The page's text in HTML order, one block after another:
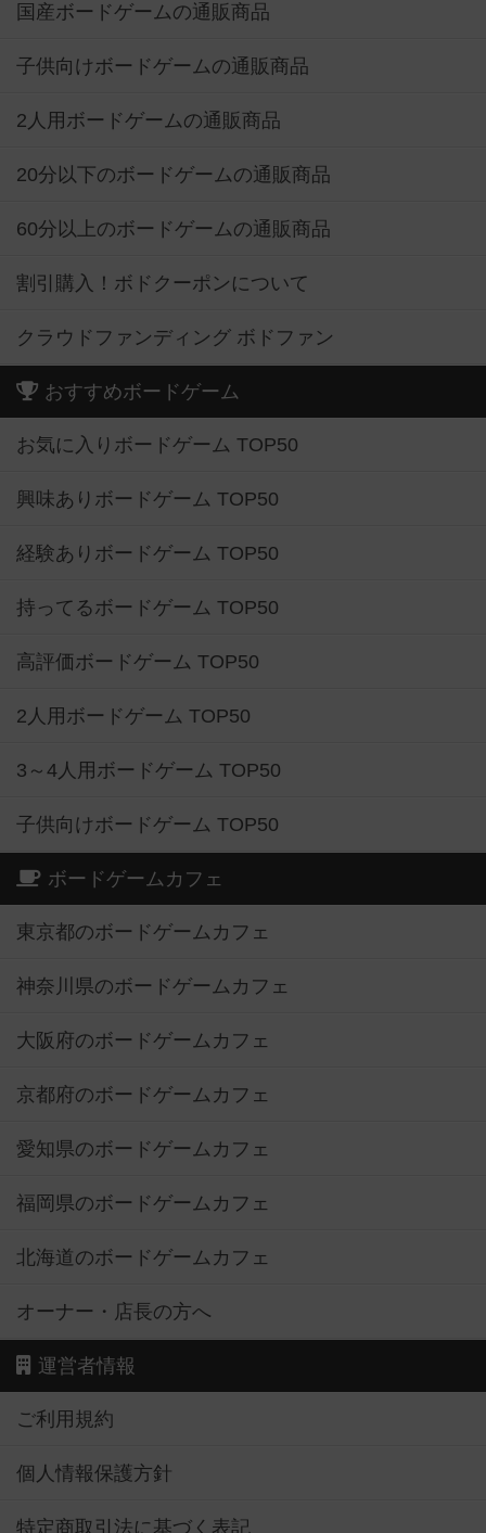
国産ボードゲームの通販商品
子供向けボードゲームの通販商品
2人用ボードゲームの通販商品
20分以下のボードゲームの通販商品
60分以上のボードゲームの通販商品
割引購入！ボドクーポンについて
クラウドファンディング ボドファン
おすすめボードゲーム
お気に入りボードゲーム TOP50
興味ありボードゲーム TOP50
経験ありボードゲーム TOP50
持ってるボードゲーム TOP50
高評価ボードゲーム TOP50
2人用ボードゲーム TOP50
3～4人用ボードゲーム TOP50
子供向けボードゲーム TOP50
ボードゲームカフェ
東京都のボードゲームカフェ
神奈川県のボードゲームカフェ
大阪府のボードゲームカフェ
京都府のボードゲームカフェ
愛知県のボードゲームカフェ
福岡県のボードゲームカフェ
北海道のボードゲームカフェ
オーナー・店長の方へ
運営者情報
ご利用規約
個人情報保護方針
特定商取引法に基づく表記